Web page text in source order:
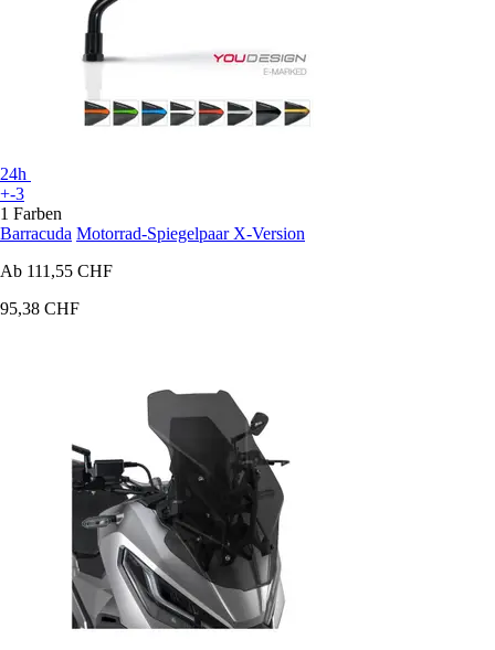
24h
+-3
1 Farben
Barracuda Motorrad-Spiegelpaar X-Version
Ab 111,55 CHF
95,38 CHF